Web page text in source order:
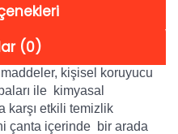
(0)
kişisel koruyucu
ile kimyasal
karşı etkili temizlik
çanta içerinde bir arada